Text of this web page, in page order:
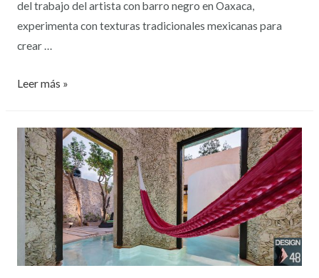
del trabajo del artista con barro negro en Oaxaca,
experimenta con texturas tradicionales mexicanas para
crear …
Leer más »